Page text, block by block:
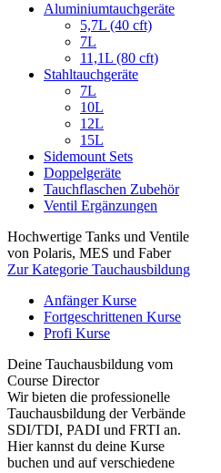
Aluminiumtauchgeräte
5,7L (40 cft)
7L
11,1L (80 cft)
Stahltauchgeräte
7L
10L
12L
15L
Sidemount Sets
Doppelgeräte
Tauchflaschen Zubehör
Ventil Ergänzungen
Hochwertige Tanks und Ventile
von Polaris, MES und Faber
Zur Kategorie Tauchausbildung
Anfänger Kurse
Fortgeschrittenen Kurse
Profi Kurse
Deine Tauchausbildung vom
Course Director
Wir bieten die professionelle
Tauchausbildung der Verbände
SDI/TDI, PADI und FRTI an.
Hier kannst du deine Kurse
buchen und auf verschiedene